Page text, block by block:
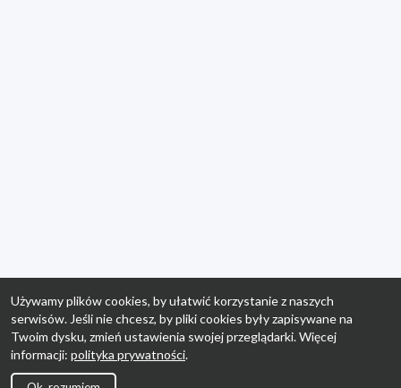
Używamy plików cookies, by ułatwić korzystanie z naszych
serwisów. Jeśli nie chcesz, by pliki cookies były zapisywane na
Twoim dysku, zmień ustawienia swojej przeglądarki. Więcej
informacji: polityka prywatności.